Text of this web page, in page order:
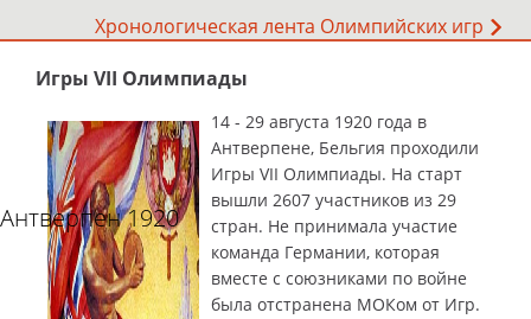
Антверпен 1920
Хронологическая лента Олимпийских игр
Игры VII Олимпиады
14 - 29 августа 1920 года в
Антверпене, Бельгия проходили
Игры VII Олимпиады. На старт
вышли 2607 участников из 29
стран. Не принимала участие
команда Германии, которая
вместе с союзниками по войне
была отстранена МОКом от Игр.